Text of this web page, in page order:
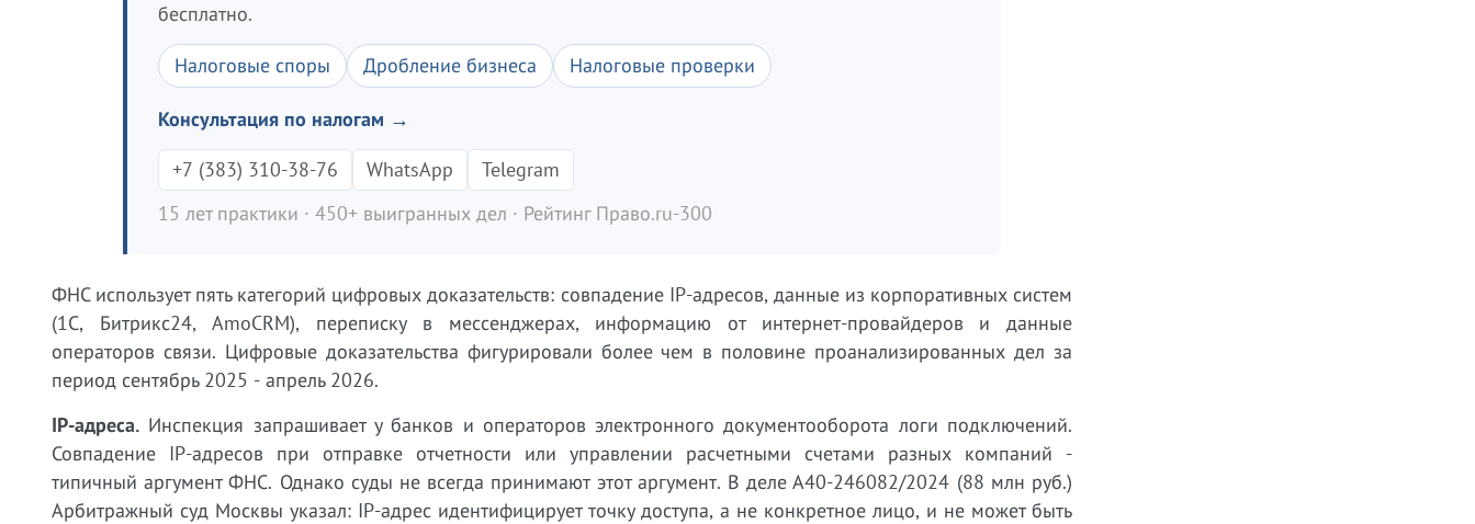
бесплатно.
Налоговые споры Дробление бизнеса Налоговые проверки
Консультация по налогам →
+7 (383) 310-38-76
WhatsApp
Telegram
15 лет практики · 450+ выигранных дел · Рейтинг Право.ru-300
ФНС использует пять категорий цифровых доказательств: совпадение IP-адресов, данные из корпоративных систем
(1С, Битрикс24, AmoCRM), переписку в мессенджерах, информацию от интернет-провайдеров и данные
операторов связи. Цифровые доказательства фигурировали более чем в половине проанализированных дел за
период сентябрь 2025 - апрель 2026.
IP-адреса. Инспекция запрашивает у банков и операторов электронного документооборота логи подключений.
Совпадение IP-адресов при отправке отчетности или управлении расчетными счетами разных компаний -
типичный аргумент ФНС. Однако суды не всегда принимают этот аргумент. В деле А40-246082/2024 (88 млн руб.)
Арбитражный суд Москвы указал: IP-адрес идентифицирует точку доступа, а не конкретное лицо, и не может быть